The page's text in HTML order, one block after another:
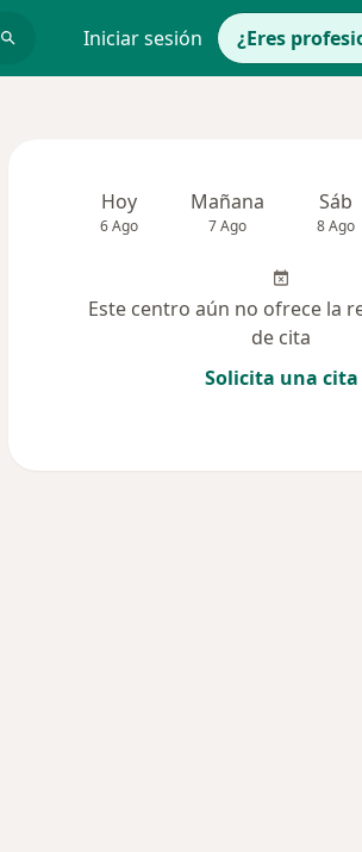
Iniciar sesión ¿Eres
Hoy
6 Ago
Mañana
7 Ago
Sáb
8 Ago
Este centro aún no ofrece la
de cita
Solicita una cita